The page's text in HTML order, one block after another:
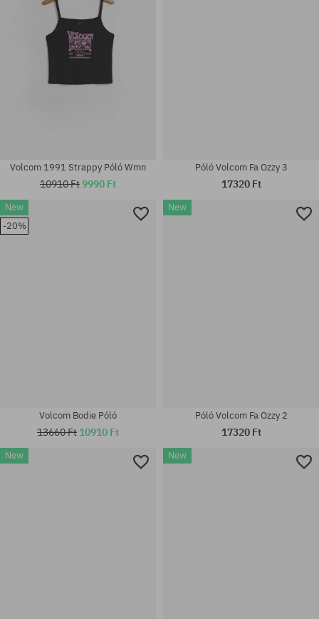
Elérhető méretek:
Volcom 1991 Strappy Póló Wmn
10910 Ft9990 Ft
Póló Volcom Fa Ozzy 3
17320 Ft
New
-20%
Volcom Bodie Póló
13660 Ft 10910 Ft
New
Póló Volcom Fa Ozzy 2
17320 Ft
New New